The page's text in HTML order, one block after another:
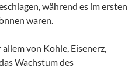
während es im ersten
waren.
von Kohle, Eisenerz,
Wachstum des